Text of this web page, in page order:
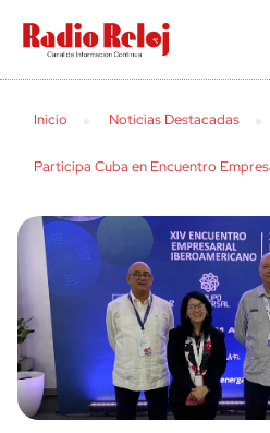
cerrar
Inicio Noticias Destacadas
Participa Cuba en Encuentro